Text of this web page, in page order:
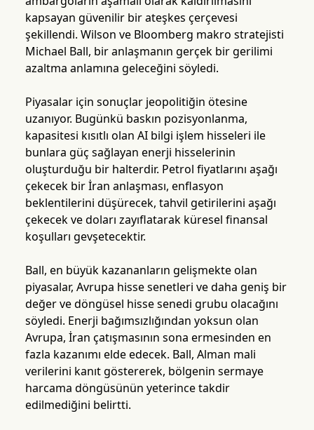
kapsayan güvenilir bir ateşkes çerçevesi
şekillendi. Wilson ve Bloomberg makro stratejisti
Michael Ball, bir anlaşmanın gerçek bir gerilimi
azaltma anlamına geleceğini söyledi.
Piyasalar için sonuçlar jeopolitiğin ötesine
uzanıyor. Bugünkü baskın pozisyonlanma,
kapasitesi kısıtlı olan AI bilgi işlem hisseleri ile
bunlara güç sağlayan enerji hisselerinin
oluşturduğu bir halterdir. Petrol fiyatlarını aşağı
çekecek bir İran anlaşması, enflasyon
beklentilerini düşürecek, tahvil getirilerini aşağı
çekecek ve doları zayıflatarak küresel finansal
koşulları gevşetecektir.
Ball, en büyük kazananların gelişmekte olan
piyasalar, Avrupa hisse senetleri ve daha geniş bir
değer ve döngüsel hisse senedi grubu olacağını
söyledi. Enerji bağımsızlığından yoksun olan
Avrupa, İran çatışmasının sona ermesinden en
fazla kazanımı elde edecek. Ball, Alman mali
verilerini kanıt göstererek, bölgenin sermaye
harcama döngüsünün yeterince takdir
edilmediğini belirtti.